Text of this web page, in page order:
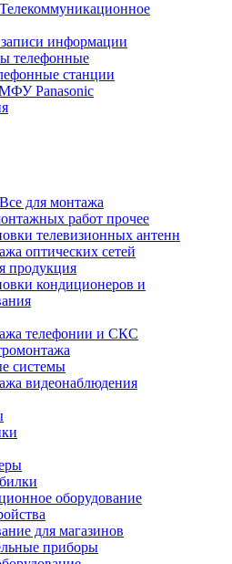
Телекоммуникационное
информации
телефонные
станции
Panasonic
Все для монтажа
работ прочее
телевизионных антенн
оптических сетей
продукция
кондиционеров и
телефонии и СКС
системы
видеонаблюдения
оборудование
для магазинов
приборы